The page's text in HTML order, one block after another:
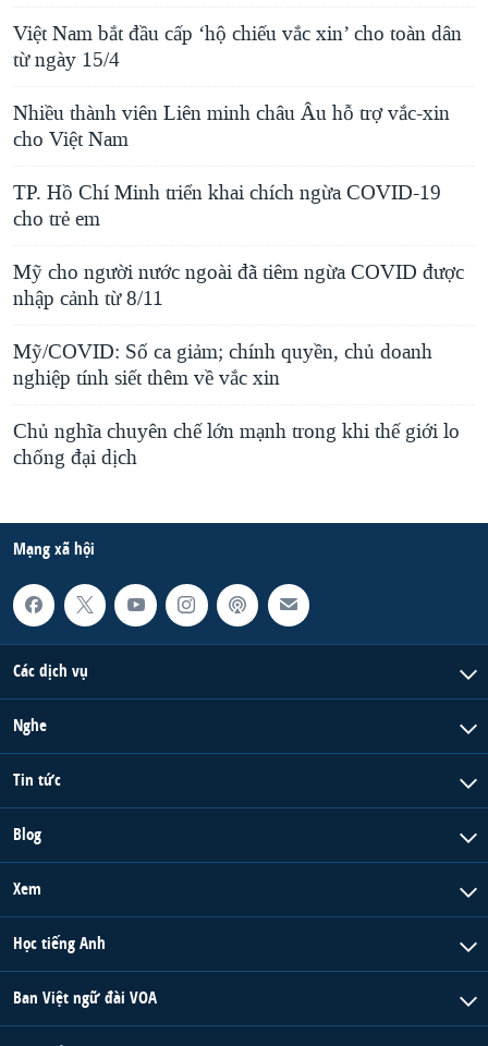
Việt Nam bắt đầu cấp ‘hộ chiếu vắc xin’ cho toàn dân
từ ngày 15/4
Nhiều thành viên Liên minh châu Âu hỗ trợ vắc-xin
cho Việt Nam
TP. Hồ Chí Minh triển khai chích ngừa COVID-19
cho trẻ em
Mỹ cho người nước ngoài đã tiêm ngừa COVID được
nhập cảnh từ 8/11
Mỹ/COVID: Số ca giảm; chính quyền, chủ doanh
nghiệp tính siết thêm về vắc xin
Chủ nghĩa chuyên chế lớn mạnh trong khi thế giới lo
chống đại dịch
Mạng xã hội
Các dịch vụ
Nghe
Tin tức
Blog
Xem
Học tiếng Anh
Ban Việt ngữ đài VOA